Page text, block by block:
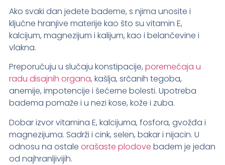
Ako svaki dan jedete bademe, s njima unosite i
ključne hranjive materije kao što su vitamin E,
kalcijum, magnezijum i kalijum, kao i belančevine i
vlakna.
Preporučuju u slučaju konstipacije, poremećaja u
radu disajnih organa, kašlja, srčanih tegoba,
anemije, impotencije i šećerne bolesti. Upotreba
badema pomaže i u nezi kose, kože i zuba.
Dobar izvor vitamina E, kalcijuma, fosfora, gvožđa i
magnezijuma. Sadrži i cink, selen, bakar i nijacin. U
odnosu na ostale orašaste plodove badem je jedan
od najhranljivijih.